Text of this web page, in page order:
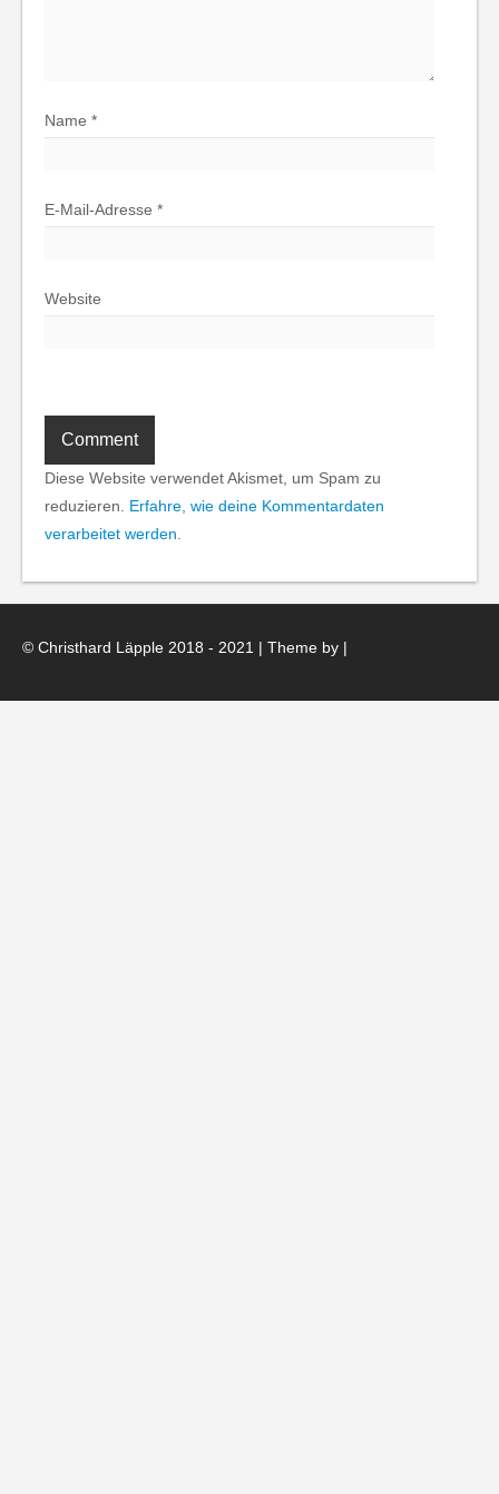
Name *
E-Mail-Adresse *
Website
Diese Website verwendet Akismet, um Spam zu
reduzieren. Erfahre, wie deine Kommentardaten
verarbeitet werden.
© Christhard Läpple 2018 - 2021 | Theme by |